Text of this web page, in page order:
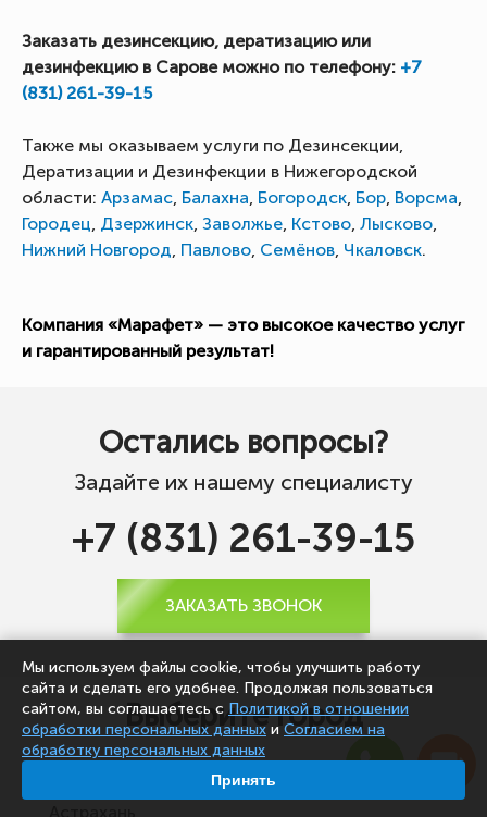
Заказать дезинсекцию, дератизацию или
дезинфекцию в Сарове можно по телефону: +7
(831) 261-39-15
Также мы оказываем услуги по Дезинсекции,
Дератизации и Дезинфекции в Нижегородской
области: Арзамас Балахна Богородск Бор Ворсма
Городец Дзержинск Заволжье Кстово Лысково
Нижний Новгород Павлово Семёнов Чкаловск.
Компания «Марафет» — это высокое качество услуг
и гарантированный результат!
Остались вопросы?
Задайте их нашему специалисту
+7 (831) 261-39-15
ЗАКАЗАТЬ ЗВОНОК
Выберите город
Мы используем файлы cookie, чтобы улучшить работу
сайта и сделать его удобнее. Продолжая пользоваться
сайтом, вы соглашаетесь с Политикой в отношении
обработки персональных данных и Согласием на
обработку персональных данных
Принять